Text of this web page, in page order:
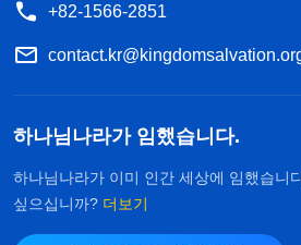
+82-1566-2851
하나님나라가 임했습니다.
하나님나라가 이미 인간 세상에 임했습니
싶으십니까? 더보기